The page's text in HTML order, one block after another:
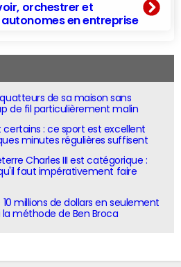
orchestrer et
en entreprise
de sa maison sans
de fil particulièrement malin
certains : ce sport est excellent
minutes régulières suffisent
Charles III est catégorique :
faut impérativement faire
10 millions de dollars en seulement
la méthode de Ben Broca